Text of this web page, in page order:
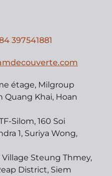
397541881
étage, Milgroup
Quang Khai, Hoan
Silom, 160 Soi
1, Suriya Wong,
Village Steung Thmey,
District, Siem